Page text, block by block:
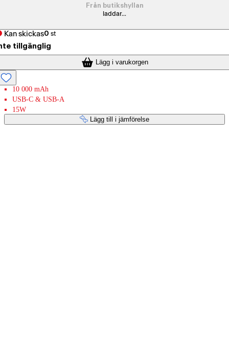
Från butikshyllan
laddar...
Kan skickas0 st
tillgänglig
Lägg i varukorgen
10 000 mAh
USB-C & USB-A
15W
Lägg till i jämförelse